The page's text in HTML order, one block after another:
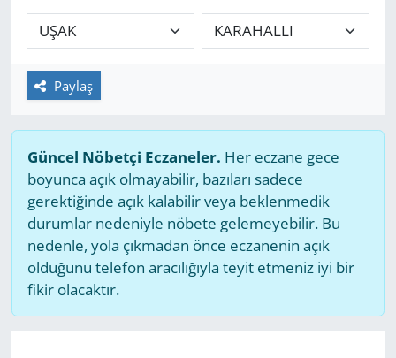
Paylaş
Güncel Nöbetçi Eczaneler. Her eczane gece
boyunca açık olmayabilir, bazıları sadece
gerektiğinde açık kalabilir veya beklenmedik
durumlar nedeniyle nöbete gelemeyebilir. Bu
nedenle, yola çıkmadan önce eczanenin açık
olduğunu telefon aracılığıyla teyit etmeniz iyi bir
fikir olacaktır.
GÜNDEM
HABERDE İNSAN
MAGAZİN
POLİTİKA
RESMİ İLANLAR
SAĞLIK